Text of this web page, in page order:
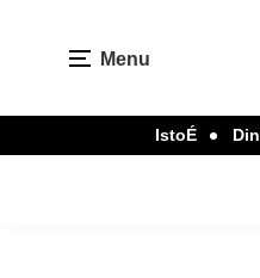
Menu
IstoÉ